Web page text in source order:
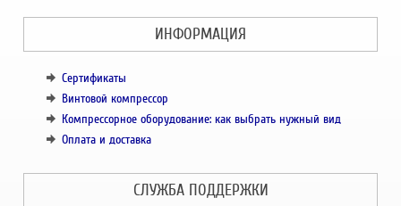
ИНФОРМАЦИЯ
Сертификаты
Винтовой компрессор
Компрессорное оборудование: как выбрать нужный вид
Оплата и доставка
СЛУЖБА ПОДДЕРЖКИ